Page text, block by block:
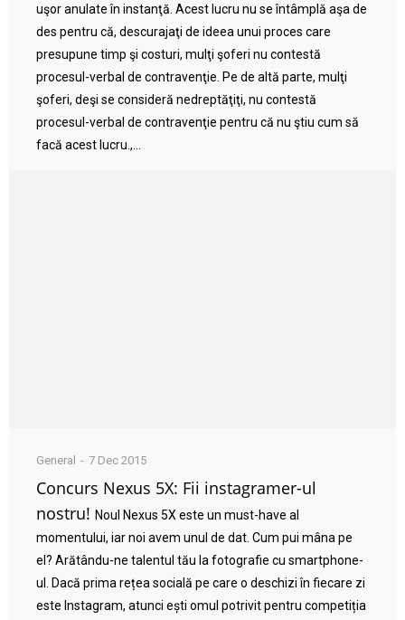
uşor anulate în instanţă. Acest lucru nu se întâmplă aşa de
des pentru că, descurajaţi de ideea unui proces care
presupune timp şi costuri, mulţi şoferi nu contestă
procesul-verbal de contravenţie. Pe de altă parte, mulţi
şoferi, deşi se consideră nedreptăţiţi, nu contestă
procesul-verbal de contravenţie pentru că nu ştiu cum să
facă acest lucru.,...
General 7 Dec 2015
Concurs Nexus 5X: Fii instagramer-ul
nostru! Noul Nexus 5X este un must-have al
momentului, iar noi avem unul de dat. Cum pui mâna pe
el? Arătându-ne talentul tău la fotografie cu smartphone-
ul. Dacă prima rețea socială pe care o deschizi în fiecare zi
este Instagram, atunci ești omul potrivit pentru competiția